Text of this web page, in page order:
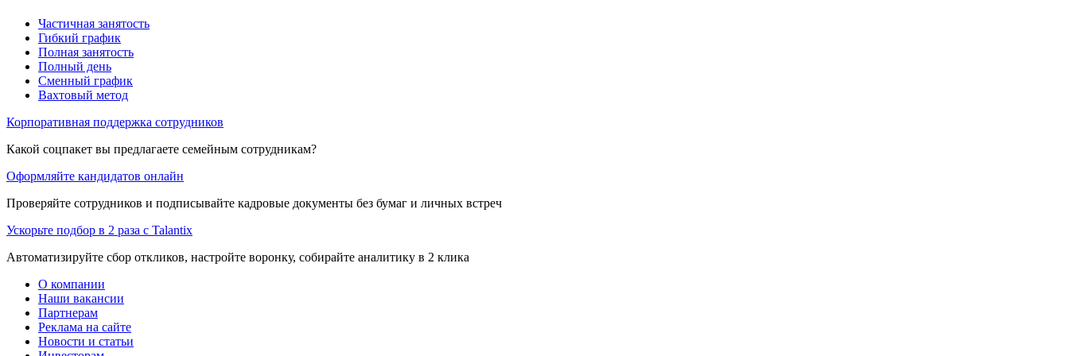
Частичная занятость
Гибкий график
Полная занятость
Полный день
Сменный график
Вахтовый метод
Корпоративная поддержка сотрудников
Какой соцпакет вы предлагаете семейным сотрудникам?
Оформляйте кандидатов онлайн
Проверяйте сотрудников и подписывайте кадровые документы без бумаг и личных встреч
Ускорьте подбор в 2 раза с Talantix
Автоматизируйте сбор откликов, настройте воронку, собирайте аналитику в 2 клика
О компании
Наши вакансии
Партнерам
Реклама на сайте
Новости и статьи